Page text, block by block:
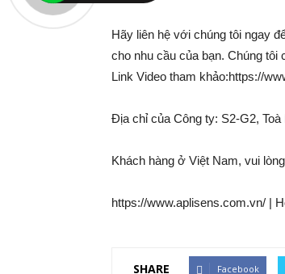
Hãy liên hệ với chúng tôi ngay
cho nhu cầu của bạn. Chúng tôi
Link Video tham khảo:https://
Địa chỉ của Công ty: S2-G2,
Khách hàng ở Việt Nam, vui
https://www.aplisens.com.vn/ |
SHARE Facebook